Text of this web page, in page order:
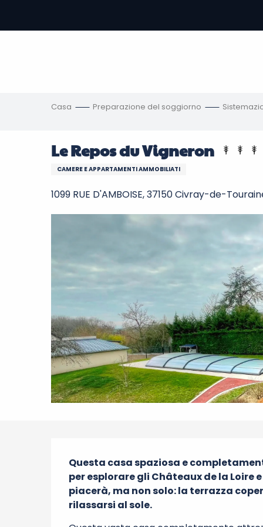
contenu
Casa Preparazione del soggiorno
Le Repos du Vigneron
CAMERE E APPARTAMENTI AMMOBILIATI
1099 RUE D'AMBOISE, 37150 Civray-de-
Descrizione
Questa casa spaziosa e
per esplorare gli Châteaux de la Loire
piacerà, ma non solo: la terrazza
rilassarsi al sole.